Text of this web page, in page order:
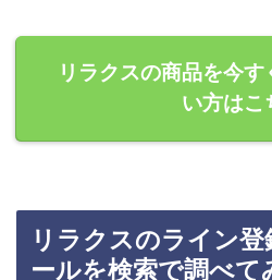
リラクスの商品を今
い方はこ
リラクスのライン
ールを検索で調べて